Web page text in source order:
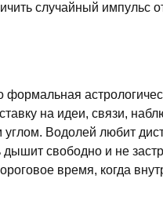
случайный импульс
на идеи, связи,
Водолей любит
свободно и не
время, когда